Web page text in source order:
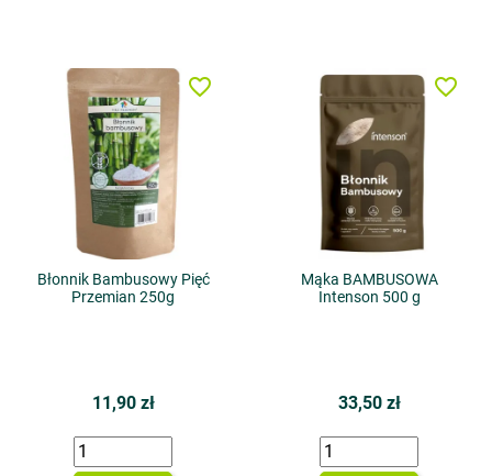
Błonnik Bambusowy Pięć
Przemian 250g
11,90 zł
favorite_border
Mąka BAMBUSOWA
Intenson 500 g
33,50 zł
favorite_border